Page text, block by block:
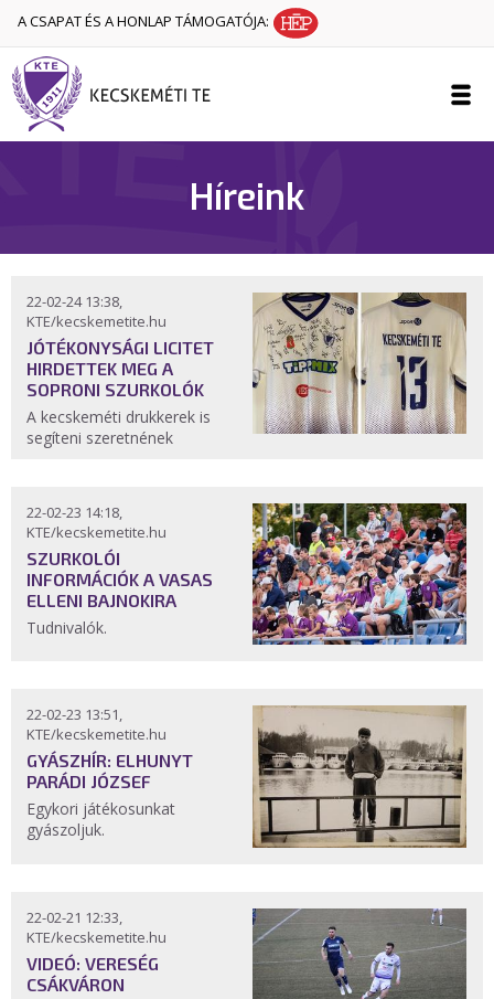
A CSAPAT ÉS A HONLAP TÁMOGATÓJA:
Híreink
22-02-24 13:38,
KTE/kecskemetite.hu
JÓTÉKONYSÁGI LICITET
HIRDETTEK MEG A
SOPRONI SZURKOLÓK
A kecskeméti drukkerek is
segíteni szeretnének
22-02-23 14:18,
KTE/kecskemetite.hu
SZURKOLÓI
INFORMÁCIÓK A VASAS
ELLENI BAJNOKIRA
Tudnivalók.
22-02-23 13:51,
KTE/kecskemetite.hu
GYÁSZHÍR: ELHUNYT
PARÁDI JÓZSEF
Egykori játékosunkat
gyászoljuk.
22-02-21 12:33,
KTE/kecskemetite.hu
VIDEÓ: VERESÉG
CSÁKVÁRON